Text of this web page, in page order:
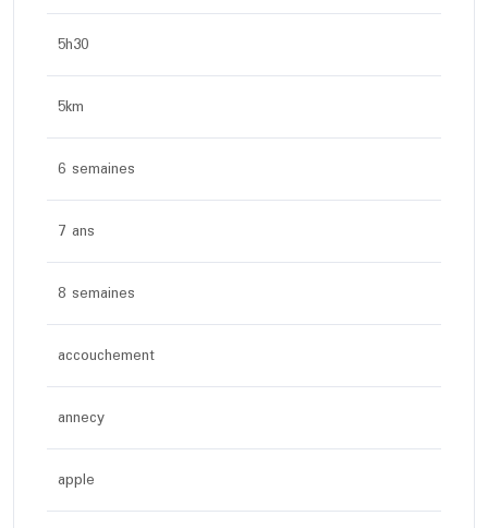
5h30
5km
6 semaines
7 ans
8 semaines
accouchement
annecy
apple